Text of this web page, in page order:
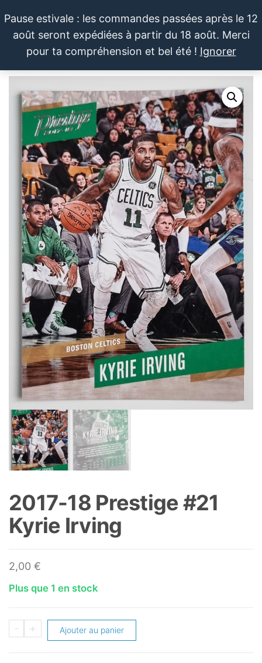
au
contenu
Pause estivale : les commandes passées après le 12
août seront expédiées à partir du 18 août. Merci
pour ta compréhension et bel été ! Ignorer
LE SPORTIF
DU
DIMANCHE®
Cartes
et
produits
autour
du
sport et
de la
pop
culture
2017-18 Prestige #21
Kyrie Irving
2,00 €
Plus que 1 en stock
-
quantité
+ Ajouter au panier